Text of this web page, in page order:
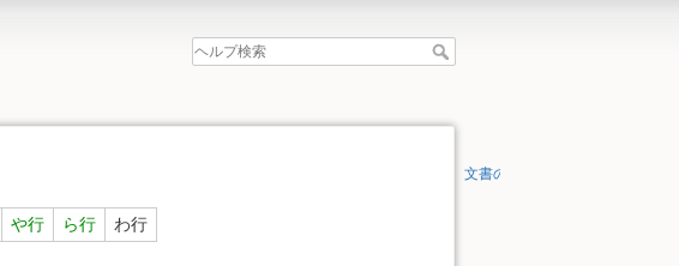
や行 ら行 わ行
文書の先頭へ